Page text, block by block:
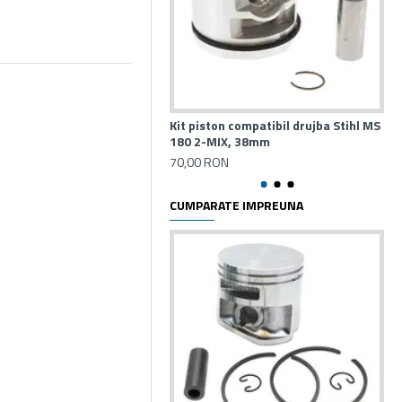
Kit piston compatibil drujba Stihl MS
180 2-MIX, 38mm
70,00 RON
CUMPARATE IMPREUNA